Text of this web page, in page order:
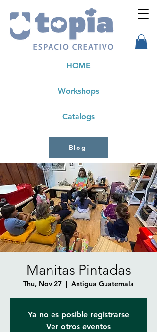
Workshops
HOME
Catalogs
Blog
Manitas Pintadas
Thu, Nov 27
  |
Antigua Guatemala
Ya no es posible registrarse
Ver otros eventos